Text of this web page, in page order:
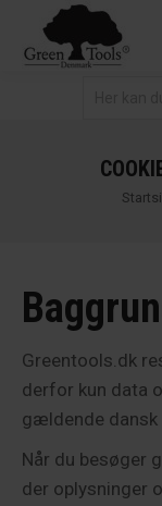
Du
Greentools.dk
derfor kun data
gældende dansk
Når du besøger
der oplysninger